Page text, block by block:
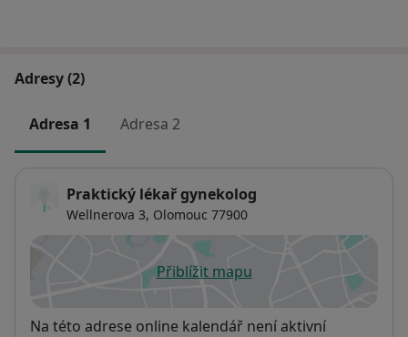
Adresy (2)
Adresa 1 Adresa 2
Praktický lékař gynekolog
Wellnerova 3, Olomouc 77900
Přiblížit mapuse otevře v nové záložce
Dostupnost
Na této adrese online kalendář není aktivní